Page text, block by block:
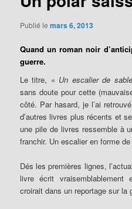
Publié lemars 6, 2013
Quand un roman noir
guerre.
Le titre, « Un escalier de sable
sans doute pour cette
côté. Par hasard, je l’ai
d’autres livres plus récents et
une pile de livres ressemble à
franchir. Un escalier en forme
Dés les premières lignes,
livre écrit
croirait dans un reportage sur la